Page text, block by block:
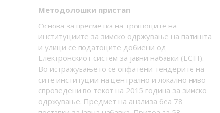
Методолошки пристап
Основа за пресметка на трошоците на
институциите за зимско одржување на патишта
и улици се податоците добиени од
Електронскиот систем за јавни набавки (ЕСЈН).
Во истражувањето се опфатени тендерите на
сите институции на централно и локално ниво
спроведени во текот на 2015 година за зимско
одржување. Предмет на анализа беа 78